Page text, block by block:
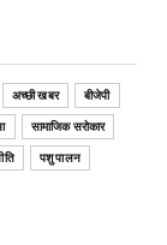
Prahar :
अच्छी खबर
बीजेपी
सामाजिक सरोकार
पशु पालन